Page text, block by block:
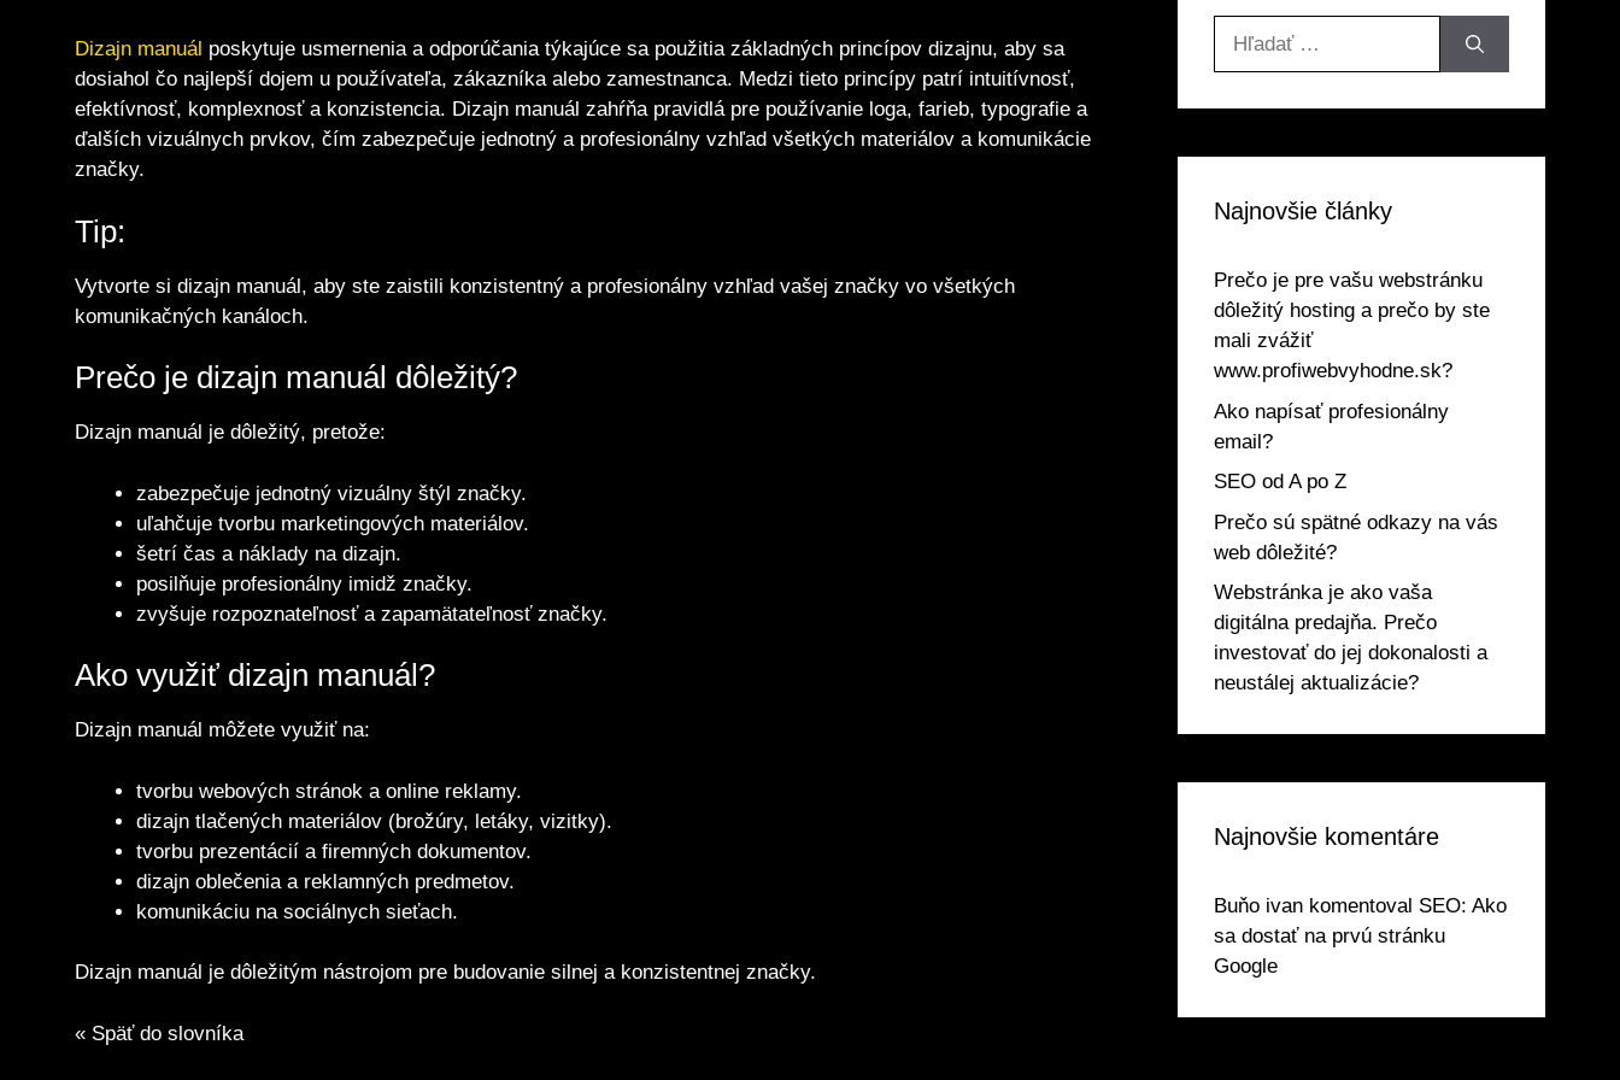
Dizajn manuál poskytuje usmernenia a odporúčania týkajúce sa použitia základných princípov dizajnu, aby sa
dosiahol čo najlepší dojem u používateľa, zákazníka alebo zamestnanca. Medzi tieto princípy patrí intuitívnosť,
efektívnosť, komplexnosť a konzistencia. Dizajn manuál zahŕňa pravidlá pre používanie loga, farieb, typografie a
ďalších vizuálnych prvkov, čím zabezpečuje jednotný a profesionálny vzhľad všetkých materiálov a komunikácie
značky.
Tip:
Vytvorte si dizajn manuál, aby ste zaistili konzistentný a profesionálny vzhľad vašej značky vo všetkých
komunikačných kanáloch.
Prečo je dizajn manuál dôležitý?
Dizajn manuál je dôležitý, pretože:
zabezpečuje jednotný vizuálny štýl značky.
uľahčuje tvorbu marketingových materiálov.
šetrí čas a náklady na dizajn.
posilňuje profesionálny imidž značky.
zvyšuje rozpoznateľnosť a zapamätateľnosť značky.
Ako využiť dizajn manuál?
Dizajn manuál môžete využiť na:
tvorbu webových stránok a online reklamy.
dizajn tlačených materiálov (brožúry, letáky, vizitky).
tvorbu prezentácií a firemných dokumentov.
dizajn oblečenia a reklamných predmetov.
komunikáciu na sociálnych sieťach.
Dizajn manuál je dôležitým nástrojom pre budovanie silnej a konzistentnej značky.
« Späť do slovníka
Najnovšie články
Prečo je pre vašu webstránku
dôležitý hosting a prečo by ste
mali zvážiť
www.profiwebvyhodne.sk?
Ako napísať profesionálny
email?
SEO od A po Z
Prečo sú spätné odkazy na vás
web dôležité?
Webstránka je ako vaša
digitálna predajňa. Prečo
investovať do jej dokonalosti a
neustálej aktualizácie?
Najnovšie komentáre
Buňo ivan komentoval SEO: Ako
sa dostať na prvú stránku
Google